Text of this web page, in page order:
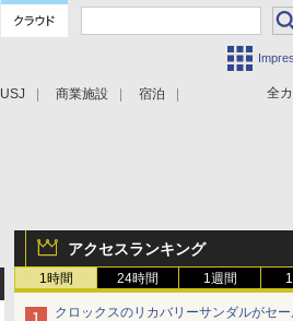
全
USJ 商業施設 宿泊
アクセスランキング
1時間 24時間 1週間
クロックスのリカバリーサンダルがセ